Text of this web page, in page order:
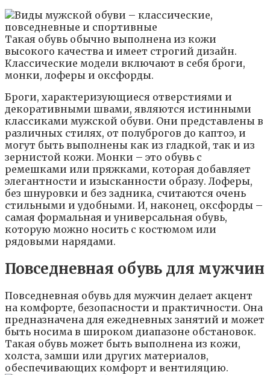
Такая обувь обычно выполнена из кожи
высокого качества и имеет строгий дизайн.
Классические модели включают в себя броги,
монки, лоферы и оксфорды.
Броги, характеризующиеся отверстиями и
декоративными швами, являются истинными
классиками мужской обуви. Они представлены в
различных стилях, от полуброгов до каптоэ, и
могут быть выполнены как из гладкой, так и из
зернистой кожи. Монки – это обувь с
ремешками или пряжками, которая добавляет
элегантности и изысканности образу. Лоферы,
без шнуровки и без задника, считаются очень
стильными и удобными. И, наконец, оксфорды –
самая формальная и универсальная обувь,
которую можно носить с костюмом или
рядовыми нарядами.
Повседневная обувь для мужчин
Повседневная обувь для мужчин делает акцент
на комфорте, безопасности и практичности. Она
предназначена для ежедневных занятий и может
быть носима в широком диапазоне обстановок.
Такая обувь может быть выполнена из кожи,
холста, замши или других материалов,
обеспечивающих комфорт и вентиляцию.